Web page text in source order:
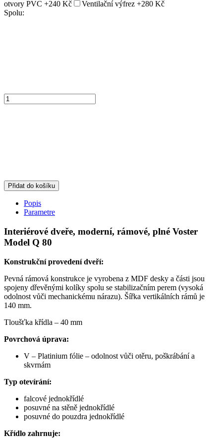
otvory PVC +240 Kč Ventilační výfrez +280 Kč
Spolu:
Přidat do košíku
Popis
Parametre
Interiérové dveře, moderní, rámové, plné Voster
Model Q 80
Konstrukční provedení dveří:
Pevná rámová konstrukce je vyrobena z MDF desky a části jsou
spojeny dřevěnými kolíky spolu se stabilizačním perem (vysoká
odolnost vůči mechanickému nárazu). Šířka vertikálních rámů je
140 mm.
Tloušťka křídla – 40 mm
Povrchová úprava:
V – Platinium fólie – odolnost vůči otěru, poškrábání a
skvrnám
Typ otevírání:
falcové jednokřídlé
posuvné na stěně jednokřídlé
posuvné do pouzdra jednokřídlé
Křídlo zahrnuje: